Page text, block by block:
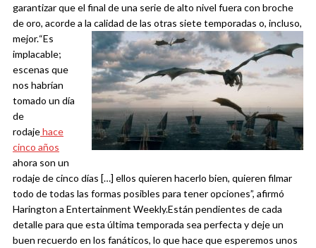
garantizar que el final de una serie de alto nivel fuera con broche
de oro, acorde a la calidad de las otras siete temporadas o, incluso,
mejor.“Es
implacable;
escenas que
nos habrían
tomado un día
de
rodajehace
cinco años
ahora son un
rodaje de cinco días […] ellos quieren hacerlo bien, quieren filmar
todo de todas las formas posibles para tener opciones”, afirmó
Harington a Entertainment Weekly.Están pendientes de cada
detalle para que esta última temporada sea perfecta y deje un
buen recuerdo en los fanáticos, lo que hace que esperemos unos